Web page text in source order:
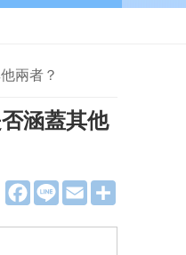
兩者？
涵蓋其他
F
a
e
L
e
E
m
i